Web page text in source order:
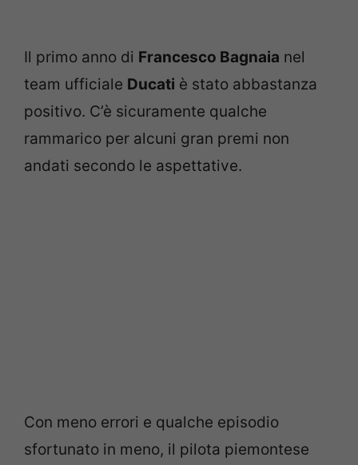
Il primo anno di Francesco Bagnaia nel
team ufficiale Ducati è stato abbastanza
positivo. C’è sicuramente qualche
rammarico per alcuni gran premi non
andati secondo le aspettative.
Con meno errori e qualche episodio
sfortunato in meno, il pilota piemontese